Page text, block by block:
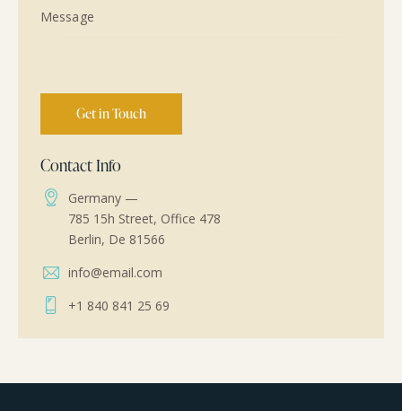
Contact Info
Germany —
785 15h Street, Office 478
Berlin, De 81566
info@email.com
+1 840 841 25 69